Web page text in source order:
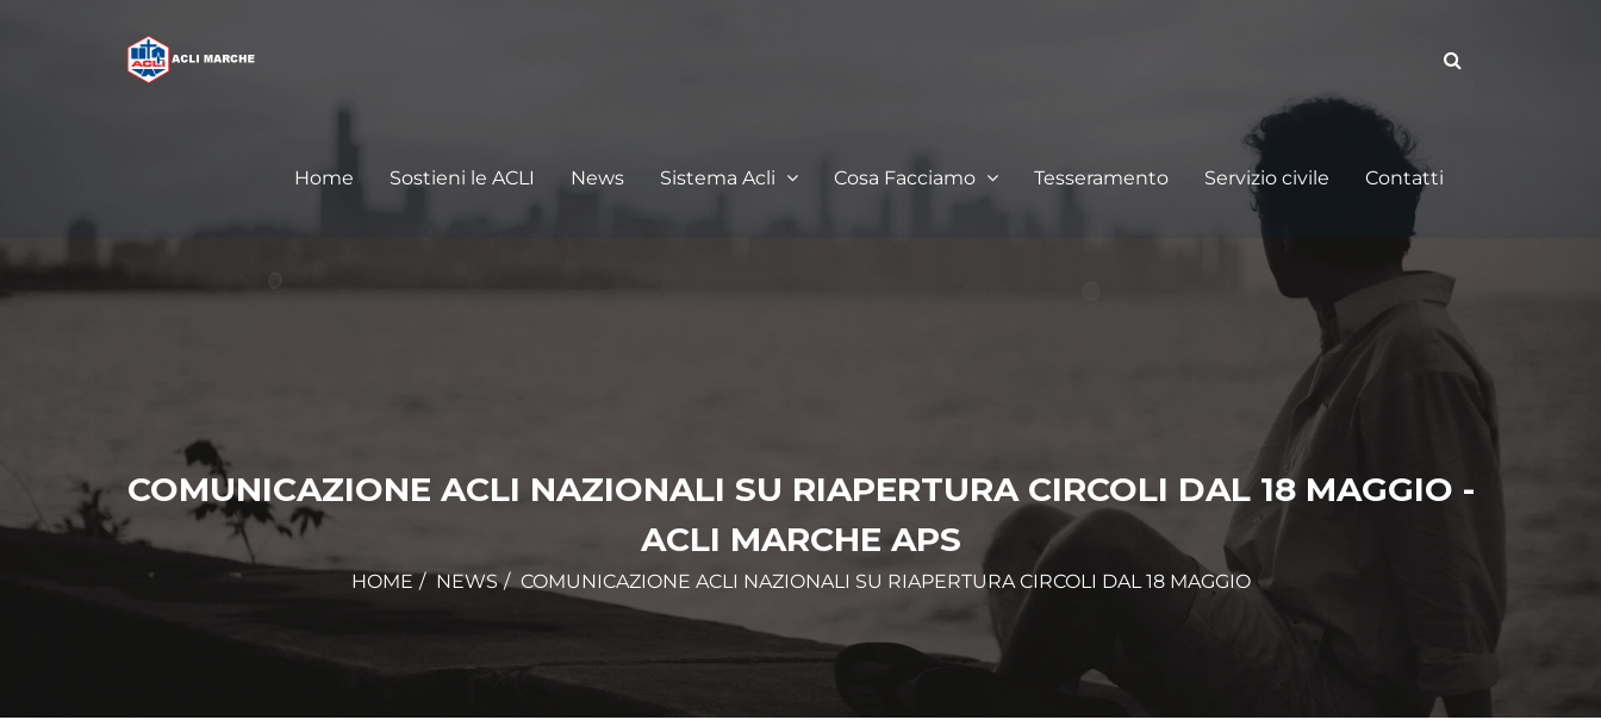
Home Sostieni le ACLI News Sistema Acli Cosa Facciamo Tesseramento Servizio civile Contatti
COMUNICAZIONE ACLI NAZIONALI SU RIAPERTURA CIRCOLI DAL 18 MAGGIO -
ACLI MARCHE APS
HOME NEWS COMUNICAZIONE ACLI NAZIONALI SU RIAPERTURA CIRCOLI DAL 18 MAGGIO